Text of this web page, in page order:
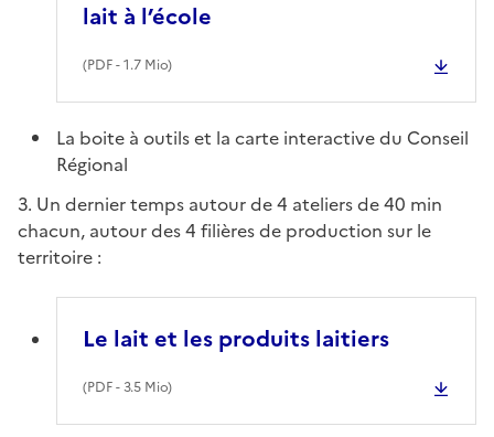
lait à l’école
(PDF- 1.7 Mio)
La boite à outils et la carte interactive du Conseil
Régional
3. Un dernier temps autour de 4 ateliers de 40 min
chacun, autour des 4 filières de production sur le
territoire :
Le lait et les produits laitiers
(PDF- 3.5 Mio)